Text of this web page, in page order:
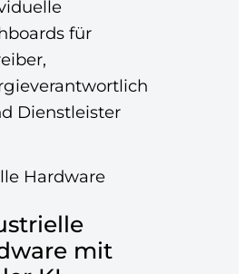
für
Dienstleister
mit